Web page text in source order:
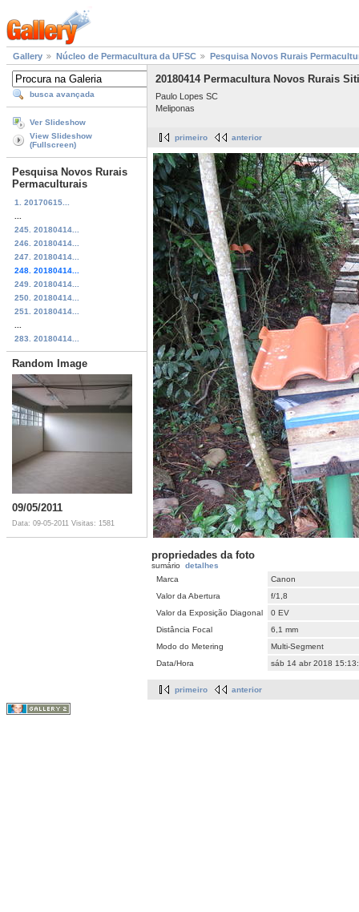
Gallery Núcleo de Permacultura da UFSC Pesquisa Novos Rurais
busca avançada
Ver Slideshow
View Slideshow
(Fullscreen)
Pesquisa Novos Rurais
Permaculturais
1. 20170615...
245. 20180414...
246. 20180414...
247. 20180414...
248. 20180414...
249. 20180414...
250. 20180414...
251. 20180414...
283. 20180414...
Random Image
09/05/2011
Data: 09-05-2011 Visitas: 1581
20180414 Permacultura Novos Rurais
Paulo Lopes SC
Meliponas
primeiro anterior
propriedades da foto
sumário detalhes
Marca
Canon
Valor da Abertura
f/1,8
Valor da Exposição Diagonal
0 EV
Distância Focal
6,1 mm
Modo do Metering
Multi-Segment
Data/Hora
sáb 14 abr 2018
primeiro anterior